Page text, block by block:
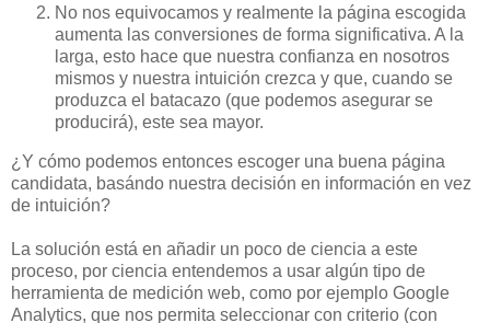
No nos equivocamos y realmente la página escogida
aumenta las conversiones de forma significativa. A la
larga, esto hace que nuestra confianza en nosotros
mismos y nuestra intuición crezca y que, cuando se
produzca el batacazo (que podemos asegurar se
producirá), este sea mayor.
¿Y cómo podemos entonces escoger una buena página
candidata, basándo nuestra decisión en información en vez
de intuición?
La solución está en añadir un poco de ciencia a este
proceso, por ciencia entendemos a usar algún tipo de
herramienta de medición web, como por ejemplo Google
Analytics, que nos permita seleccionar con criterio (con